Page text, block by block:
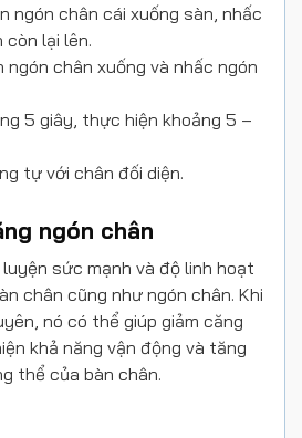
ngón chân cái xuống sàn, nhấc
còn lại lên.
ngón chân xuống và nhấc ngón
5 giây, thực hiện khoảng 5 –
tự với chân đối diện.
ngón chân
sức mạnh và độ linh hoạt
chân cũng như ngón chân. Khi
nó có thể giúp giảm căng
khả năng vận động và tăng
thể của bàn chân.